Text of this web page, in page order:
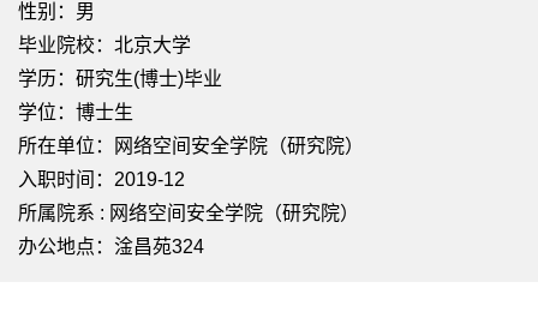
性别：男
毕业院校：北京大学
学历：研究生(博士)毕业
学位：博士生
所在单位：网络空间安全学院（研究院）
入职时间：2019-12
所属院系 : 网络空间安全学院（研究院）
办公地点：淦昌苑324